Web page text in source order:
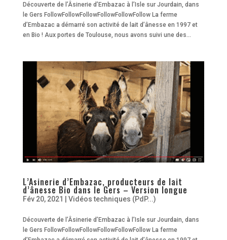
Découverte de l’Âsinerie d’Embazac à l’Isle sur Jourdain, dans
le Gers FollowFollowFollowFollowFollowFollow La ferme
d’Embazac a démarré son activité de lait d’ânesse en 1997 et
en Bio ! Aux portes de Toulouse, nous avons suivi une des...
L’Asinerie d’Embazac, producteurs de lait
d’ânesse Bio dans le Gers – Version longue
Fév 20, 2021 Vidéos techniques (PdP...)
Découverte de l’Âsinerie d’Embazac à l’Isle sur Jourdain, dans
le Gers FollowFollowFollowFollowFollowFollow La ferme